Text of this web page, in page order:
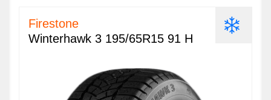
Firestone
Winterhawk 3 195/65R15 91 H